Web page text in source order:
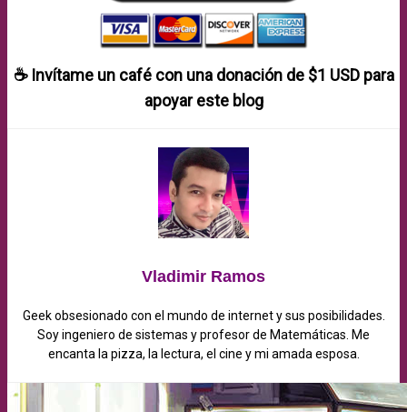
☕ Invítame un café con una donación de $1 USDpara
apoyar este blog
Vladimir Ramos
Geek obsesionado con el mundo de internet y sus posibilidades.
Soy ingeniero de sistemas y profesor de Matemáticas. Me
encanta la pizza, la lectura, el cine y mi amada esposa.